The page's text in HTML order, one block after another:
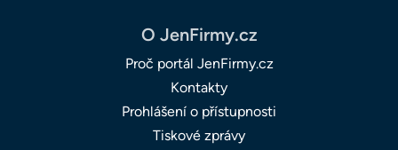
O JenFirmy.cz
Proč portál JenFirmy.cz
Kontakty
Prohlášení o přístupnosti
Tiskové zprávy